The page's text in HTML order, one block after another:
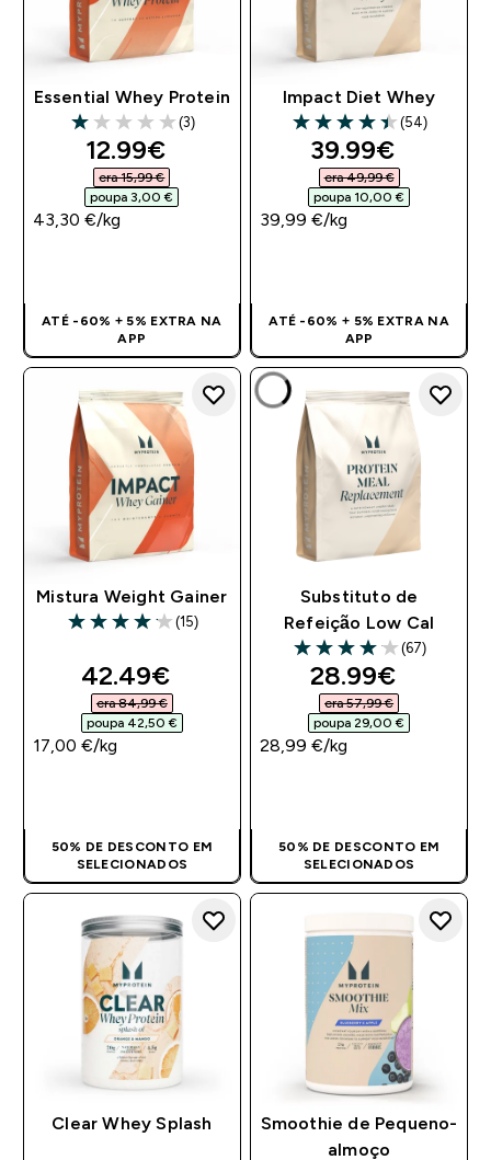
Essential Whey Protein
1 out of 5 stars
(3)
discounted price
12.99€‎
era 15,99 €‎
poupa 3,00 €‎
43,30 €‎/kg
ATÉ -60% + 5% EXTRA NA
APP
Impact Diet Whey
4.44 out of 5 stars
(54)
discounted
39.99€‎
era 49,99 €‎
poupa 10,00 €‎
39,99 €‎/kg
ATÉ -60% + 5% EXTRA NA
APP
Mistura Weight Gainer
4.13 out of 5 stars
(15)
discounted price
42.49€‎
era 84,99 €‎
poupa 42,50 €‎
17,00 €‎/kg
50% DE DESCONTO EM
SELECIONADOS
Substituto de
Refeição Low Cal
4.07 out of 5 stars
(67)
discounted
28.99€‎
era 57,99 €‎
poupa 29,00 €‎
28,99 €‎/kg
50% DE DESCONTO EM
SELECIONADOS
Clear Whey Splash
Smoothie de Pequeno-
almoço